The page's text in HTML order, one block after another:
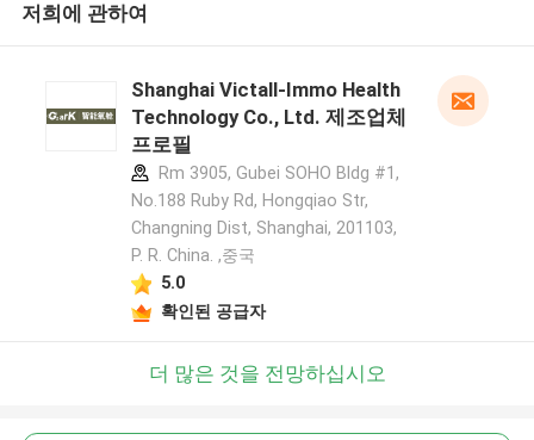
저희에 관하여
Shanghai Victall-Immo Health
Technology Co., Ltd. 제조업체
프로필
Rm 3905, Gubei SOHO Bldg #1,
No.188 Ruby Rd, Hongqiao Str,
Changning Dist, Shanghai, 201103,
P. R. China. ,중국
5.0
확인된 공급자
더 많은 것을 전망하십시오